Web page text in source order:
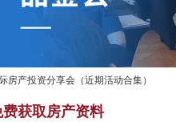
房产投资分享会（近期活动合集）
获取房产资料